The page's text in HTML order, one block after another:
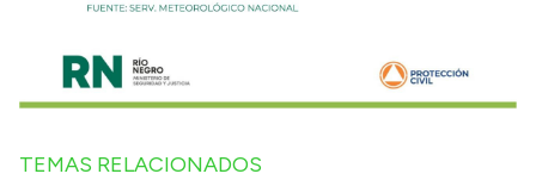
TEMAS RELACIONADOS